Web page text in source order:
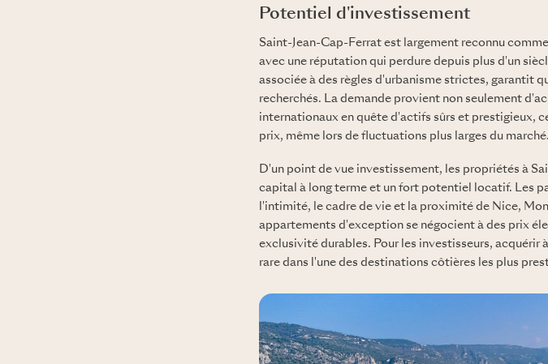
Potentiel d'investissement
Saint-Jean-Cap-Ferrat est largement reconnu
avec une réputation qui perdure depuis plus d'un
associée à des règles d'urbanisme strictes, garantit
recherchés. La demande provient non seulement
internationaux en quête d'actifs sûrs et prestigieux,
prix, même lors de fluctuations plus larges du marché.
D'un point de vue investissement, les propriétés à
capital à long terme et un fort potentiel locatif. Les
l'intimité, le cadre de vie et la proximité de Nice,
appartements d'exception se négocient à des prix
exclusivité durables. Pour les investisseurs,
rare dans l'une des destinations côtières les plus